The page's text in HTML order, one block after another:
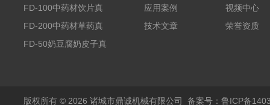
干机
FD-100中药材饮片真
空冻干机
FD-200中药材草药真
空冻干机
FD-50奶豆腐奶皮子真
应用案例
技术文章
视频中心
荣誉资质
版权所有 © 2026 诸城市鼎诚机械有限公司 备案号：鲁ICP备